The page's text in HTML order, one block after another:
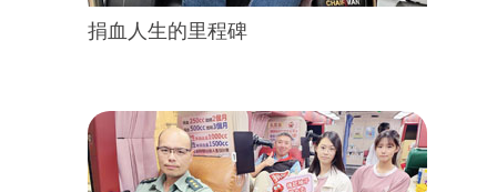
捐血人生的里程碑